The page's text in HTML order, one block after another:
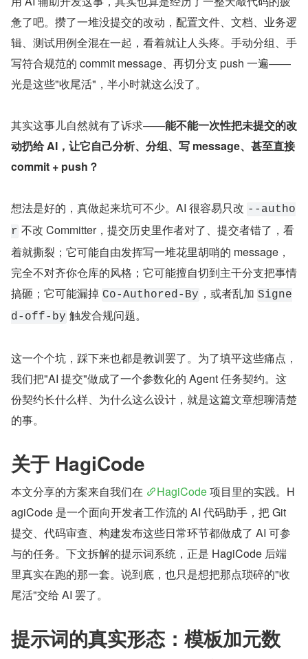
惫了吧。攒了一堆没提交的改动，配置文件、文档、业务逻
辑、测试用例全混在一起，看着就让人头疼。手动分组、手
写符合规范的 commit message、再切分支 push 一遍——
光是这些"收尾活"，半小时就这么没了。
其实这事儿自然就有了诉求——能不能一次性把未提交的改
动扔给 AI，让它自己分析、分组、写 message、甚至直接
commit + push？
想法是好的，真做起来坑可不少。AI 很容易只改 --autho
r 不改 Committer，提交历史里作者对了、提交者错了，看
着就撕裂；它可能自由发挥写一堆花里胡哨的 message，
完全不对齐你仓库的风格；它可能擅自切到主干分支把事情
搞砸；它可能漏掉 Co-Authored-By ，或者乱加 Signe
d-off-by 触发合规问题。
这一个个坑，踩下来也都是教训罢了。为了填平这些痛点，
我们把"AI 提交"做成了一个参数化的 Agent 任务契约。这
份契约长什么样、为什么这么设计，就是这篇文章想聊清楚
的事。
关于 HagiCode
本文分享的方案来自我们在 HagiCode 项目里的实践。H
agiCode 是一个面向开发者工作流的 AI 代码助手，把 Git
提交、代码审查、构建发布这些日常环节都做成了 AI 可参
与的任务。下文拆解的提示词系统，正是 HagiCode 后端
里真实在跑的那一套。说到底，也只是想把那点琐碎的"收
尾活"交给 AI 罢了。
提示词的真实形态：模板加元数